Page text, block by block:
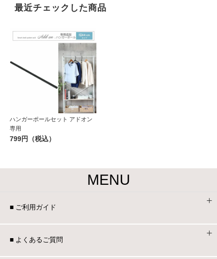
最近チェックした商品
ハンガーポールセット アドオン
専用
799円（税込）
MENU
■ ご利用ガイド
■ よくあるご質問